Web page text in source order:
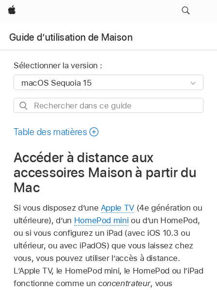
Apple
Guide d’utilisation de Maison
Sélectionner la version :
Rechercher
ce
Table des matières
Accéder à distance aux
accessoires Maison à partir du
Mac
Si vous disposez d’une Apple TV(4e génération ou
ultérieure), d’un HomePod mini ou d’un HomePod,
ou si vous configurez un iPad (avec iOS 10.3 ou
ultérieur, ou avec iPadOS) que vous laissez chez
vous, vous pouvez utiliser l’accès à distance.
L’Apple TV, le HomePod mini, le HomePod ou l’iPad
fonctionne comme un concentrateur, vous